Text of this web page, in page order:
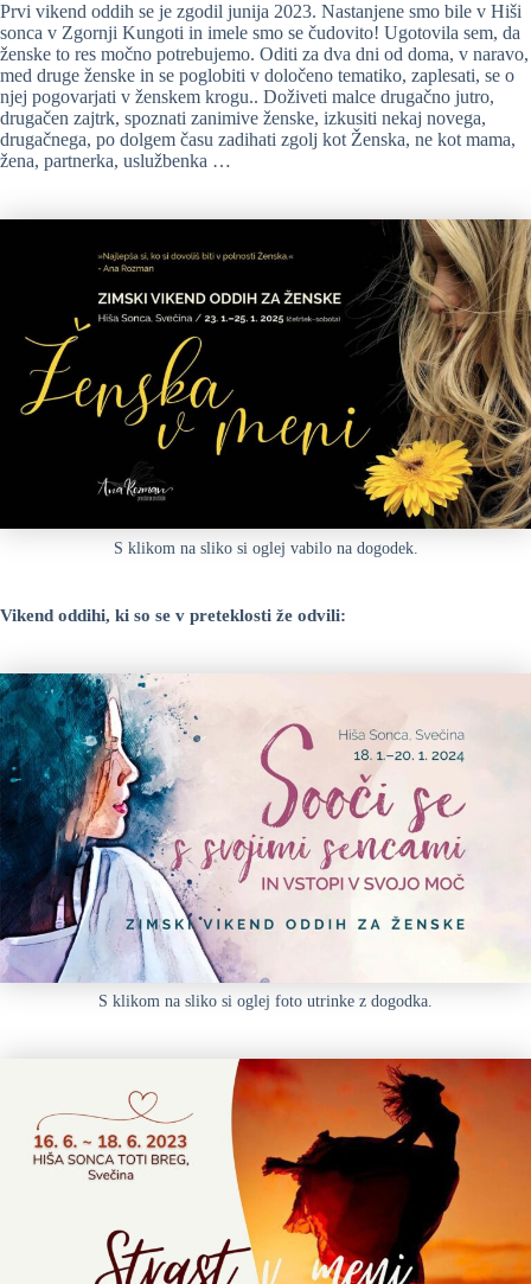
Prvi vikend oddih se je zgodil junija 2023. Nastanjene smo bile v Hiši
sonca v Zgornji Kungoti in imele smo se čudovito! Ugotovila sem, da
ženske to res močno potrebujemo. Oditi za dva dni od doma, v naravo,
med druge ženske in se poglobiti v določeno tematiko, zaplesati, se o
njej pogovarjati v ženskem krogu.. Doživeti malce drugačno jutro,
drugačen zajtrk, spoznati zanimive ženske, izkusiti nekaj novega,
drugačnega, po dolgem času zadihati zgolj kot Ženska, ne kot mama,
žena, partnerka, uslužbenka …
S klikom na sliko si oglej vabilo na dogodek.
Vikend oddihi, ki so se v preteklosti že odvili:
S klikom na sliko si oglej foto utrinke z dogodka.